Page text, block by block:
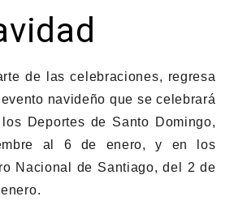
de las celebraciones, regresa
navideño que se celebrará
Deportes de Santo Domingo,
al 6 de enero, y en los
Nacional de Santiago, del 2 de